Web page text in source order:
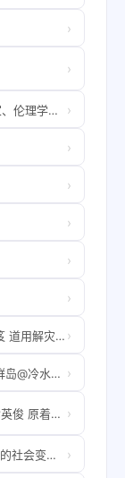
›
›
《邓晓芒对话康德》（康德哲学、新儒家、伦理学、实践论，学者邓晓芒内心的一面镜子）.B09NKX9PQP.azw3 ›
›
›
›
›
›
【国学系列】邓汉松 正一派玄宗法科秘笈 道用解灾文疏选编 ›
（北京版）三年级语文下册 富饶的西沙群岛@冷水滩区伊塘镇中学~湖南省永州市伍家组邓一村$13974605#.ra ›
百度网盘-Y《有药》（赵毅&邓宥希）七英俊 原着，星悦文化出品韵声研所录制全一季bc8H3P6Mjd.zip ›
邓飞倾情记录：揭示当下中国各阶层涌动的社会变革热情！翻开本书，见证用行动改变中国的每一个人。).exe ›